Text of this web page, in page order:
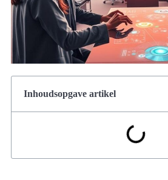
Inhoudsopgave artikel